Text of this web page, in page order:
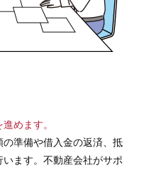
めます。
準備や借入金の返済、抵
ます。不動産会社がサポ